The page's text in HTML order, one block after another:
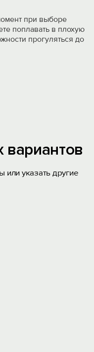
при выборе
поплавать в плохую
прогуляться до
или указать другие